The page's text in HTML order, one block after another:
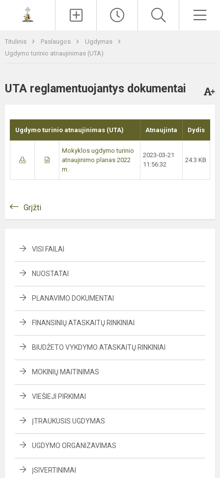
Titulinis Paslaugos
Ugdymas
Ugdymo turinio atnaujinimas (UTA)
UTA reglamentuojantys dokumentai
Ugdymo turinio atnaujinimas (UTA) Atnaujinta Dydis
Mokyklos ugdymo turinio
atnaujinimo planas 2022
m.
2023-03-21
11:56:32
24.3 KB
Grįžti
VISI FAILAI
NUOSTATAI
PLANAVIMO DOKUMENTAI
FINANSINIŲ ATASKAITŲ RINKINIAI
BIUDŽETO VYKDYMO ATASKAITŲ RINKINIAI
MOKINIŲ MAITINIMAS
VIEŠIEJI PIRKIMAI
ĮTRAUKUSIS UGDYMAS
UGDYMO ORGANIZAVIMAS
ĮSIVERTINIMAI